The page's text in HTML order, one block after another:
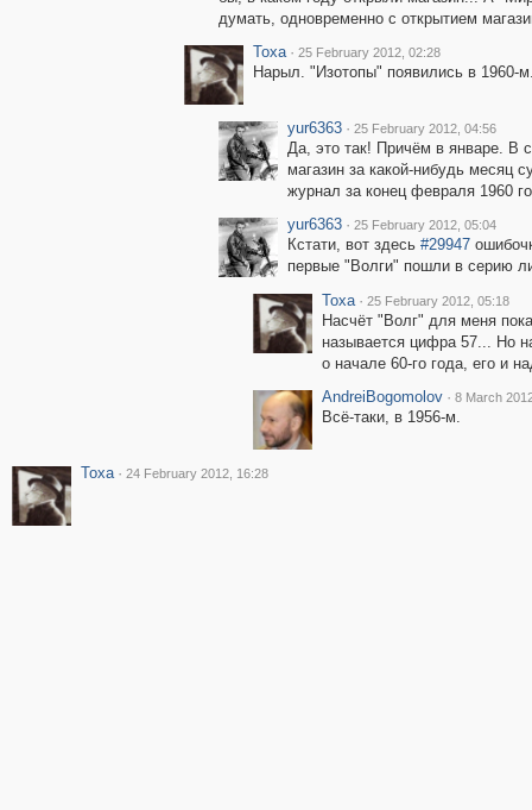
думать, одновременно с открытием
Toxa · 25 February 2012, 02:28
Нарыл. "Изотопы" появились в 1960-
yur6363 · 25 February 2012, 04:56
Да, это так! Причём в январе. В
магазин за какой-нибудь месяц
журнал за конец февраля 1960
yur6363 · 25 February 2012, 05:04
Кстати, вот здесь #29947
первые "Волги" пошли в серию
Toxa · 25 February 2012, 05:18
Насчёт "Волг" для меня
называется цифра 57... Но
о начале 60-го года, его и
AndreiBogomolov · 8 March
Всё-таки, в 1956-м.
Toxa · 24 February 2012, 16:28